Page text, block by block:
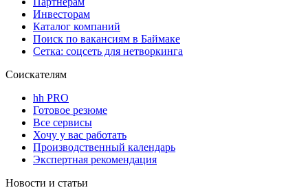
Инвесторам
Каталог компаний
Поиск по вакансиям в Баймаке
Сетка: соцсеть для нетворкинга
Соискателям
hh PRO
Готовое резюме
Все сервисы
Хочу у вас работать
Производственный календарь
Экспертная рекомендация
Новости и статьи